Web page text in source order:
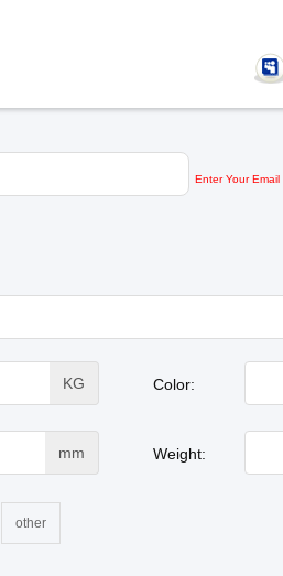
Enter Your Email
KG Color:
mm Weight:
other